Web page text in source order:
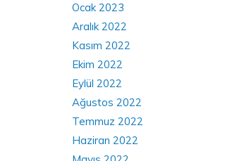
Ocak 2023
Aralık 2022
Kasım 2022
Ekim 2022
Eylül 2022
Ağustos 2022
Temmuz 2022
Haziran 2022